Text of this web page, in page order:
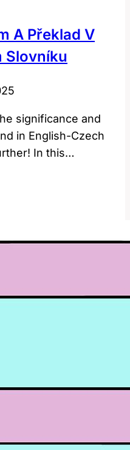
A Překlad V
Slovníku
significance and
in English-Czech
In this…